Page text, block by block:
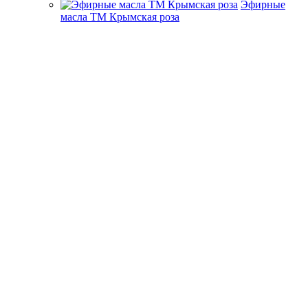
Эфирные
масла ТМ Крымская роза